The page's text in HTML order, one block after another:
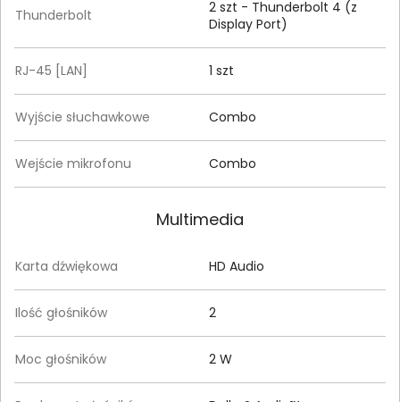
Thunderbolt
2 szt - Thunderbolt 4 (z
Display Port)
RJ-45 [LAN] 1 szt
Wyjście słuchawkowe Combo
Wejście mikrofonu Combo
Multimedia
Karta dźwiękowa HD Audio
Ilość głośników 2
Moc głośników 2 W